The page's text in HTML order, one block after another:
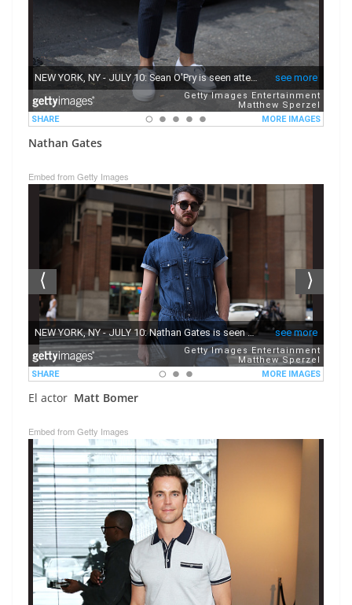
Nathan Gates
Embed from Getty Images
El actor Matt Bomer
Embed from Getty Images